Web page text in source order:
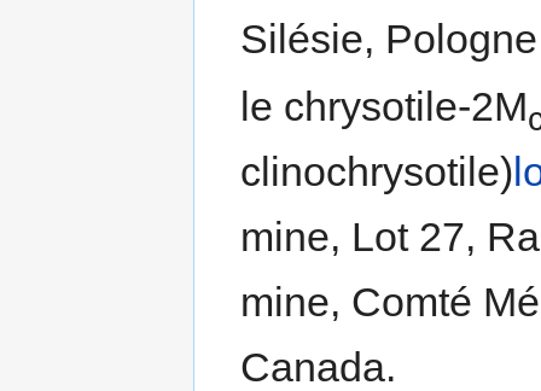
Silésie,
le chrysotile-2M
clinochrysotile)
mine, Lot 27,
mine, Comté
Canada.